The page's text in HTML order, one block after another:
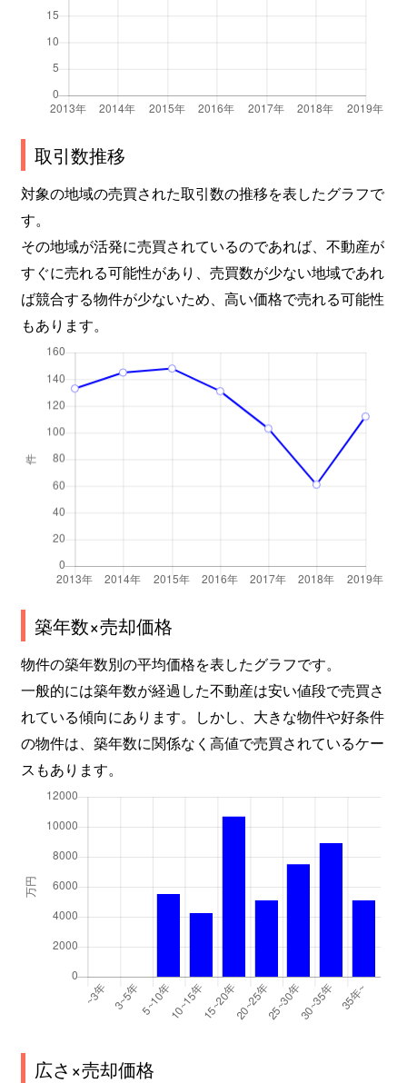
取引数推移
対象の地域の売買された取引数の推移を表したグラフで
す。
その地域が活発に売買されているのであれば、不動産が
すぐに売れる可能性があり、売買数が少ない地域であれ
ば競合する物件が少ないため、高い価格で売れる可能性
もあります。
築年数×売却価格
物件の築年数別の平均価格を表したグラフです。
一般的には築年数が経過した不動産は安い値段で売買さ
れている傾向にあります。しかし、大きな物件や好条件
の物件は、築年数に関係なく高値で売買されているケー
スもあります。
広さ×売却価格